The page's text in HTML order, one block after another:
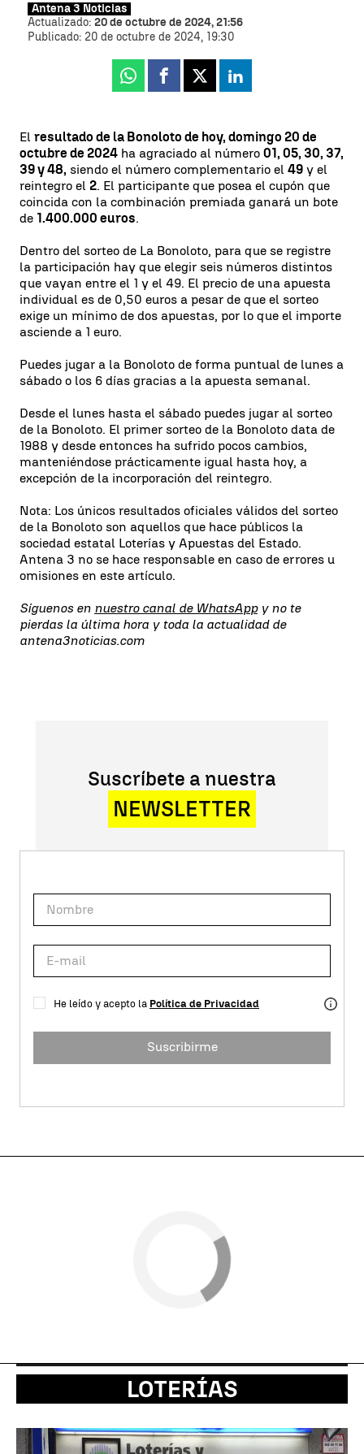
Antena 3 Noticias
Actualizado: 20 de octubre de 2024, 21:56
Publicado: 20 de octubre de 2024, 19:30
Whatsapp
Facebook
X Linkedin
El resultado de la Bonoloto de hoy, domingo 20 de
octubre de 2024 ha agraciado al número 01, 05, 30, 37,
39 y 48, siendo el número complementario el 49 y el
reintegro el 2. El participante que posea el cupón que
coincida con la combinación premiada ganará un bote
de 1.400.000 euros.
Dentro del sorteo de La Bonoloto, para que se registre
la participación hay que elegir seis números distintos
que vayan entre el 1 y el 49. El precio de una apuesta
individual es de 0,50 euros a pesar de que el sorteo
exige un mínimo de dos apuestas, por lo que el importe
asciende a 1 euro.
Puedes jugar a la Bonoloto de forma puntual de lunes a
sábado o los 6 días gracias a la apuesta semanal.
Desde el lunes hasta el sábado puedes jugar al sorteo
de la Bonoloto. El primer sorteo de la Bonoloto data de
1988 y desde entonces ha sufrido pocos cambios,
manteniéndose prácticamente igual hasta hoy, a
excepción de la incorporación del reintegro.
Nota: Los únicos resultados oficiales válidos del sorteo
de la Bonoloto son aquellos que hace públicos la
sociedad estatal Loterías y Apuestas del Estado.
Antena 3 no se hace responsable en caso de errores u
omisiones en este artículo.
Síguenos en nuestro canal de WhatsAppy no te
pierdas la última hora y toda la actualidad de
antena3noticias.com
Suscríbete a nuestra
NEWSLETTER
He leído y acepto la Política de Privacidad
Suscribirme
LOTERÍAS